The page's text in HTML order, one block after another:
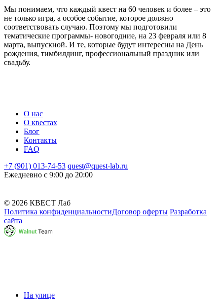
Мы понимаем, что каждый квест на 60 человек и более – это
не только игра, а особое событие, которое должно
соответствовать случаю. Поэтому мы подготовили
тематические программы- новогодние, на 23 февраля или 8
марта, выпускной. И те, которые будут интересны на День
рождения, тимбилдинг, профессиональный праздник или
свадьбу.
О нас
О квестах
Блог
Контакты
FAQ
+7 (901) 013-74-53 quest@quest-lab.ru
Ежедневно с 9:00 до 20:00
© 2026 КВЕСТ Лаб
Политика конфиденциальностиДоговор оферты Разработка
сайта
На улице